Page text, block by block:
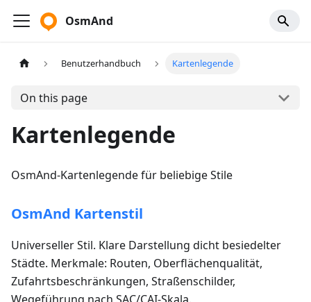
OsmAnd
Benutzerhandbuch Kartenlegende
On this page
Kartenlegende
OsmAnd-Kartenlegende für beliebige Stile
OsmAnd Kartenstil
Universeller Stil. Klare Darstellung dicht besiedelter
Städte. Merkmale: Routen, Oberflächenqualität,
Zufahrtsbeschränkungen, Straßenschilder,